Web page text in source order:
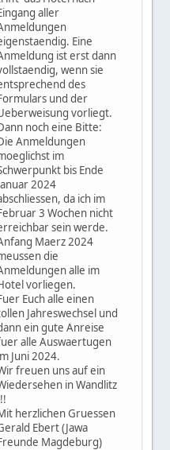
aller
Eine
ist erst dann
wenn sie
des
und der
vorliegt.
noch eine Bitte:
Anmeldungen
im
bis Ende
2024
da ich im
3 Wochen nicht
sein werde.
Maerz 2024
die
alle im
vorliegen.
Euch alle einen
Jahreswechsel und
ein gute Anreise
alle Auswaertugen
Juni 2024.
freuen uns auf ein
in Wandlitz
herzlichen Gruessen
Ebert (Jawa
Magdeburg)